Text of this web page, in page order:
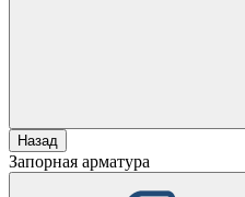
Назад
Запорная арматура